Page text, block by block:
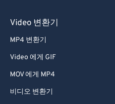
Video 변환기
MP4 변환기
Video 에게 GIF
MOV 에게 MP4
비디오 변환기